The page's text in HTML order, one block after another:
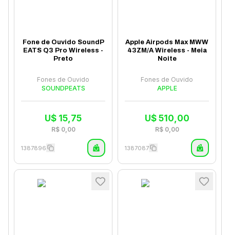
Fone de Ouvido SoundP
EATS Q3 Pro Wireless -
Preto
Fones de Ouvido
SOUNDPEATS
U$ 15,75
R$ 0,00
1387896
Apple Airpods Max MWW
43ZM/A Wireless - Meia
Noite
Fones de Ouvido
APPLE
U$ 510,00
R$ 0,00
1387087